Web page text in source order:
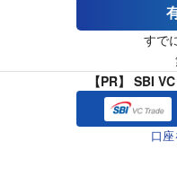
すで
【PR】 SBI
口